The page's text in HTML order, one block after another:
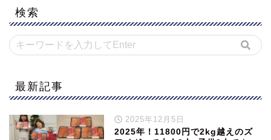
検索
最新記事
2025年12月5日
2025年！11800円で2kg越えのズ